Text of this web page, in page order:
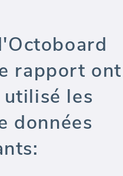
rapport ont
les
données